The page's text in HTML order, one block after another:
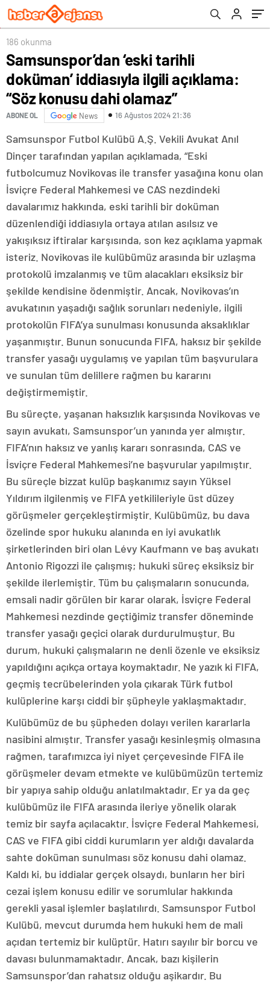
olamaz”
186 okunma
Samsunspor’dan ‘eski tarihli
doküman’ iddiasıyla ilgili açıklama:
“Söz konusu dahi olamaz”
ABONE OL News 16 Ağustos 2024 21:36
Samsunspor Futbol Kulübü A.Ş. Vekili Avukat Anıl
Dinçer tarafından yapılan açıklamada, “Eski
futbolcumuz Novikovas ile transfer yasağına konu olan
İsviçre Federal Mahkemesi ve CAS nezdindeki
davalarımız hakkında, eski tarihli bir doküman
düzenlendiği iddiasıyla ortaya atılan asılsız ve
yakışıksız iftiralar karşısında, son kez açıklama yapmak
isteriz. Novikovas ile kulübümüz arasında bir uzlaşma
protokolü imzalanmış ve tüm alacakları eksiksiz bir
şekilde kendisine ödenmiştir. Ancak, Novikovas’ın
avukatının yaşadığı sağlık sorunları nedeniyle, ilgili
protokolün FIFA’ya sunulması konusunda aksaklıklar
yaşanmıştır. Bunun sonucunda FIFA, haksız bir şekilde
transfer yasağı uygulamış ve yapılan tüm başvurulara
ve sunulan tüm delillere rağmen bu kararını
değiştirmemiştir.
Bu süreçte, yaşanan haksızlık karşısında Novikovas ve
sayın avukatı, Samsunspor’un yanında yer almıştır.
FIFA’nın haksız ve yanlış kararı sonrasında, CAS ve
İsviçre Federal Mahkemesi’ne başvurular yapılmıştır.
Bu süreçle bizzat kulüp başkanımız sayın Yüksel
Yıldırım ilgilenmiş ve FIFA yetkilileriyle üst düzey
görüşmeler gerçekleştirmiştir. Kulübümüz, bu dava
özelinde spor hukuku alanında en iyi avukatlık
şirketlerinden biri olan Lévy Kaufmann ve baş avukatı
Antonio Rigozzi ile çalışmış; hukuki süreç eksiksiz bir
şekilde ilerlemiştir. Tüm bu çalışmaların sonucunda,
emsali nadir görülen bir karar olarak, İsviçre Federal
Mahkemesi nezdinde geçtiğimiz transfer döneminde
transfer yasağı geçici olarak durdurulmuştur. Bu
durum, hukuki çalışmaların ne denli özenle ve eksiksiz
yapıldığını açıkça ortaya koymaktadır. Ne yazık ki FIFA,
geçmiş tecrübelerinden yola çıkarak Türk futbol
kulüplerine karşı ciddi bir şüpheyle yaklaşmaktadır.
Kulübümüz de bu şüpheden dolayı verilen kararlarla
nasibini almıştır. Transfer yasağı kesinleşmiş olmasına
rağmen, tarafımızca iyi niyet çerçevesinde FIFA ile
görüşmeler devam etmekte ve kulübümüzün tertemiz
bir yapıya sahip olduğu anlatılmaktadır. Er ya da geç
kulübümüz ile FIFA arasında ileriye yönelik olarak
temiz bir sayfa açılacaktır. İsviçre Federal Mahkemesi,
CAS ve FIFA gibi ciddi kurumların yer aldığı davalarda
sahte doküman sunulması söz konusu dahi olamaz.
Kaldı ki, bu iddialar gerçek olsaydı, bunların her biri
cezai işlem konusu edilir ve sorumlular hakkında
gerekli yasal işlemler başlatılırdı. Samsunspor Futbol
Kulübü, mevcut durumda hem hukuki hem de mali
açıdan tertemiz bir kulüptür. Hatırı sayılır bir borcu ve
davası bulunmamaktadır. Ancak, bazı kişilerin
Samsunspor’dan rahatsız olduğu aşikardır. Bu